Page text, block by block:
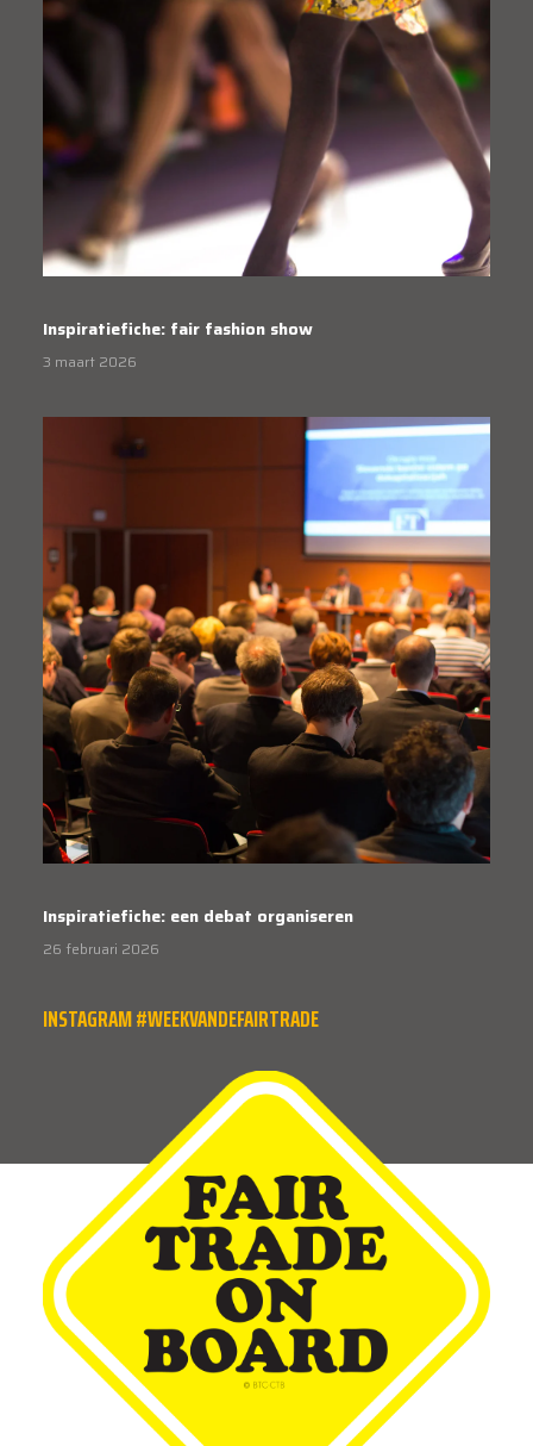
Inspiratiefiche: fair fashion show
3 maart 2026
Inspiratiefiche: een debat organiseren
26 februari 2026
INSTAGRAM #WEEKVANDEFAIRTRADE